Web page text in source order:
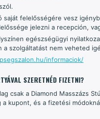
saját felelősségére vesz
jelezni a recepción,
egészségügyi
a szolgáltatást nem veheted
informaciok/
SZERETNÉD FIZETNI?
csak a Diamond Masszázs
kupont, és a fizetési